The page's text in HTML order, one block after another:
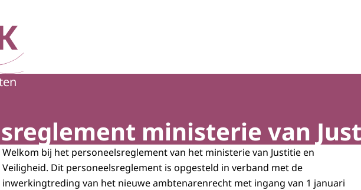
Rijk
ministerie van
Welkom bij het personeelsreglement van het ministerie van Justitie en
Veiligheid. Dit personeelsreglement is opgesteld in verband met de
inwerkingtreding van het nieuwe ambtenarenrecht met ingang van 1 januari